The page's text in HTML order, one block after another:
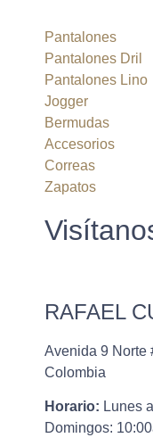
Pantalones
Pantalones Dril
Pantalones Lino
Jogger
Bermudas
Accesorios
Correas
Zapatos
RAFAEL
Avenida 9 Norte
Colombia
Horario: Lunes
Domingos: